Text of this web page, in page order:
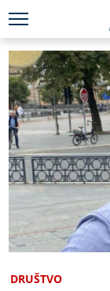
DRUŠTVO